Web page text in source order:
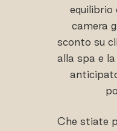
equilibrio
camera
sconto su
alla spa e
Che stiate